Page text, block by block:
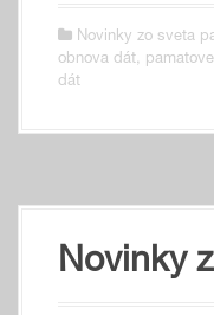
Novinky zo sveta
obnova dát,
dát
Novinky